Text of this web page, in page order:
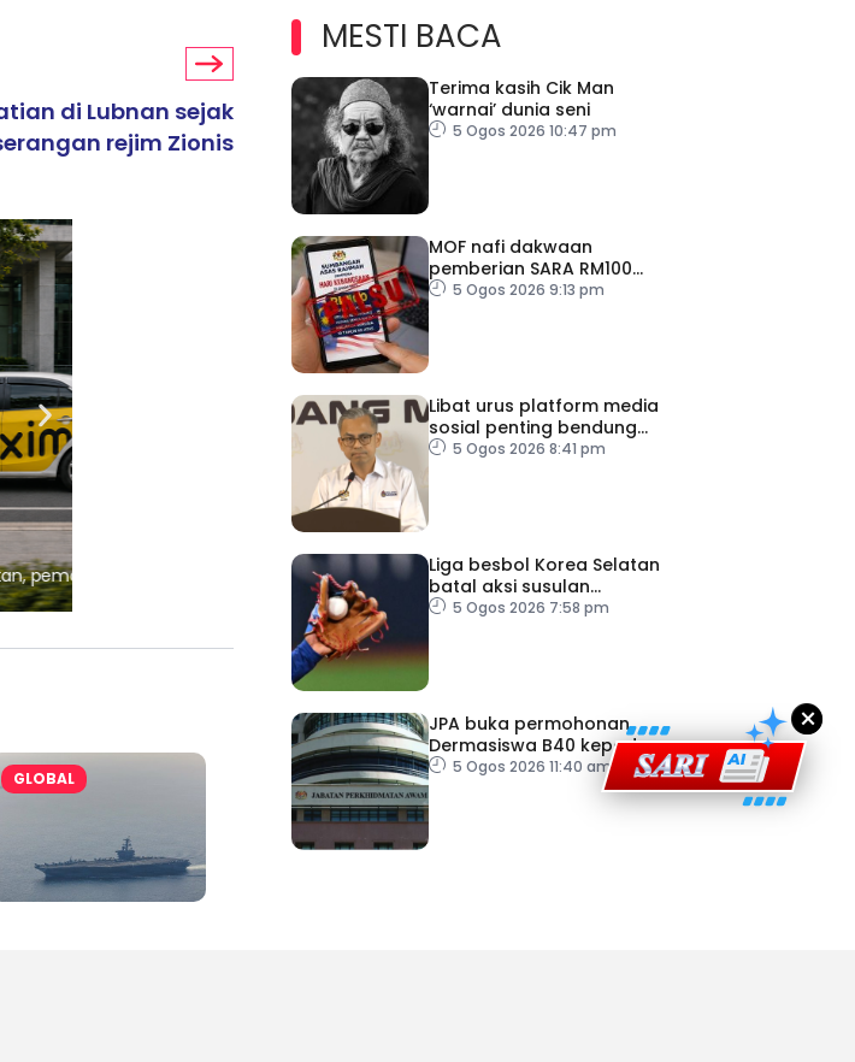
di Lubnan sejak
rejim Zionis
Ajinomoto (Malaysia) Berhad Perkasa SCORE Marathon 2026 Melalui Kerjasama
aminoVITAL® Bersama Pempengaruh Larian Antarabangsa
GLOBAL
MESTI BACA
Terima kasih Cik Man
‘warnai’ dunia seni
5 Ogos 2026 10:47 pm
MOF nafi dakwaan
pemberian SARA RM100
sempena Hari Kebangsaan
5 Ogos 2026 9:13 pm
Libat urus platform media
sosial penting bendung
perbuatan ‘copycat’
5 Ogos 2026 8:41 pm
Liga besbol Korea Selatan
batal aksi susulan
gelombang haba
5 Ogos 2026 7:58 pm
JPA buka permohonan
Dermasiswa B40 kepada
lepasan SPM
5 Ogos 2026 11:40 am
×